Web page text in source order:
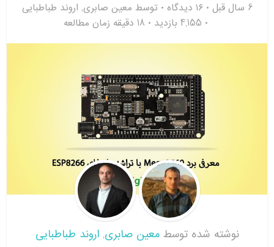
6 سال قبل ۱۶ دیدگاه توسط معین صابری, اروند طباطبایی
4,155 بازدید
18 دقیقه زمان مطالعه
نوشته شده توسطمعین صابری, اروند طباطبایی